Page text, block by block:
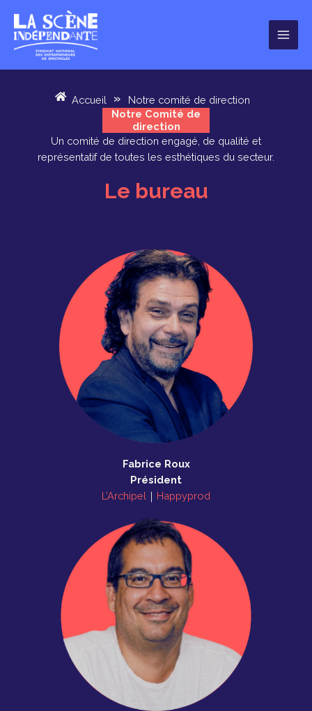
contenu
Accueil »
Notre comité de direction
Notre Comité de
direction
Un comité de direction engagé, de qualité et
représentatif de toutes les esthétiques du secteur.
Le bureau
Fabrice Roux
Président
L’Archipel ｜ Happyprod